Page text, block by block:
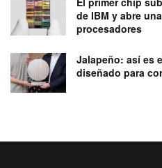
de IBM y abre
procesadores
Jalapeño: así es
diseñado para